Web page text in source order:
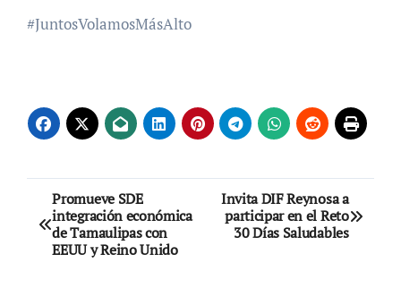
#JuntosVolamosMásAlto
Navegación
de
entradas
Promueve SDE
integración económica
de Tamaulipas con
EEUU y Reino Unido
Invita DIF Reynosa a
participar en el Reto
30 Días Saludables